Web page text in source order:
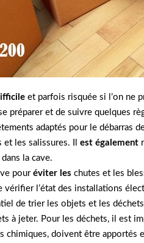
et parfois risquée si l’on ne
préparer et de suivre quelques
adaptés pour le
les salissures. Il est également
la cave.
pour éviter les chutes et les
l’état des installations
de trier les objets et les
à jeter. Pour les déchets, il est
chimiques, doivent être apportés